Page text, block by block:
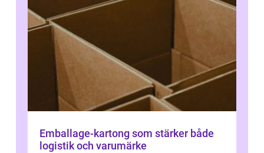
Emballage-kartong som stärker både
logistik och varumärke